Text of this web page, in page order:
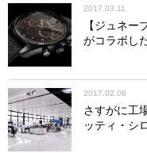
2017.03.11
【ジュネー
がコラボし
2017.02.08
さすがに工
ッティ・シ